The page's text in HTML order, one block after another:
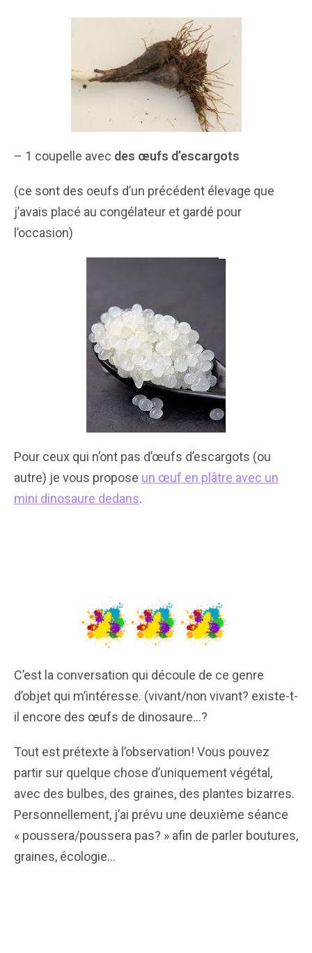
– 1 coupelle avec des œufs d’escargots
(ce sont des oeufs d’un précédent élevage que
j’avais placé au congélateur et gardé pour
l’occasion)
Pour ceux qui n’ont pas d’œufs d’escargots (ou
autre) je vous propose un œuf en plâtre avec un
mini dinosaure dedans.
C’est la conversation qui découle de ce genre
d’objet qui m’intéresse. (vivant/non vivant? existe-t-
il encore des œufs de dinosaure…?
Tout est prétexte à l’observation! Vous pouvez
partir sur quelque chose d’uniquement végétal,
avec des bulbes, des graines, des plantes bizarres.
Personnellement, j’ai prévu une deuxième séance
« poussera/poussera pas? » afin de parler boutures,
graines, écologie…